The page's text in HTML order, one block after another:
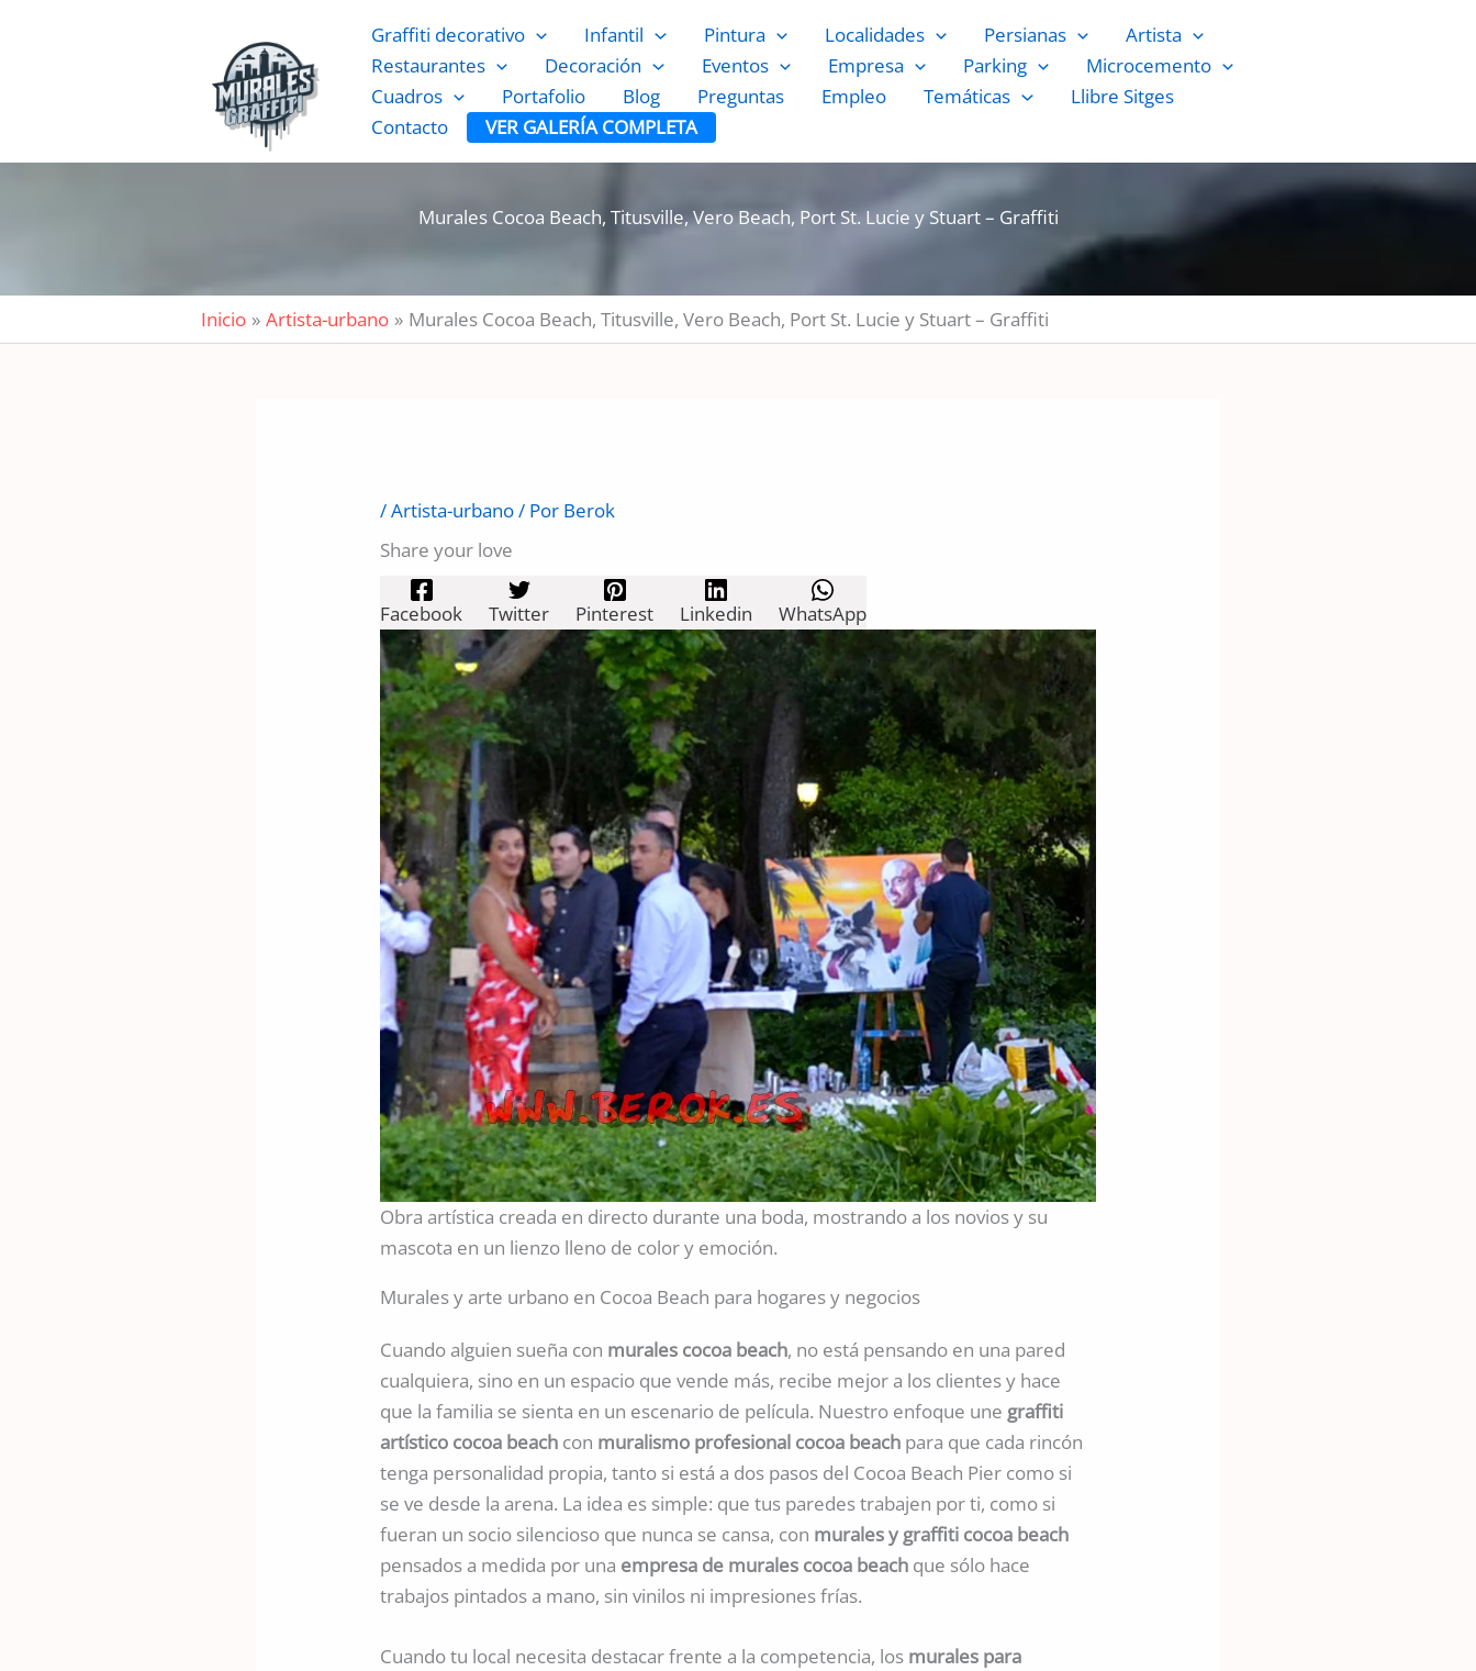
Graffiti decorativo Infantil Pintura Localidades Persianas
Artista
Restaurantes
Decoración Eventos Empresa Parking
Microcemento
Cuadros
Portafolio Blog Preguntas Empleo Temáticas
Llibre Sitges
Contacto
VER GALERÍA COMPLETA
Murales Cocoa Beach, Titusville, Vero Beach, Port St. Lucie y Stuart – Graffiti
Inicio Artista-urbano Murales Cocoa Beach, Titusville, Vero Beach, Port St. Lucie y Stuart – Graffiti
/Artista-urbano/ Por Berok
Share your love
Facebook Twitter Pinterest Linkedin WhatsApp
Obra artística creada en directo durante una boda, mostrando a los novios y su
mascota en un lienzo lleno de color y emoción.
Murales y arte urbano en Cocoa Beach para hogares y negocios
Cuando alguien sueña con murales cocoa beach, no está pensando en una pared
cualquiera, sino en un espacio que vende más, recibe mejor a los clientes y hace
que la familia se sienta en un escenario de película. Nuestro enfoque une graffiti
artístico cocoa beach con muralismo profesional cocoa beach para que cada rincón
tenga personalidad propia, tanto si está a dos pasos del Cocoa Beach Pier como si
se ve desde la arena. La idea es simple: que tus paredes trabajen por ti, como si
fueran un socio silencioso que nunca se cansa, con murales y graffiti cocoa beach
pensados a medida por una empresa de murales cocoa beach que sólo hace
trabajos pintados a mano, sin vinilos ni impresiones frías.
Cuando tu local necesita destacar frente a la competencia, los murales para